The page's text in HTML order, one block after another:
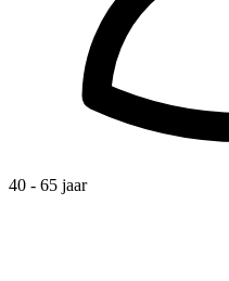
40 - 65 jaar